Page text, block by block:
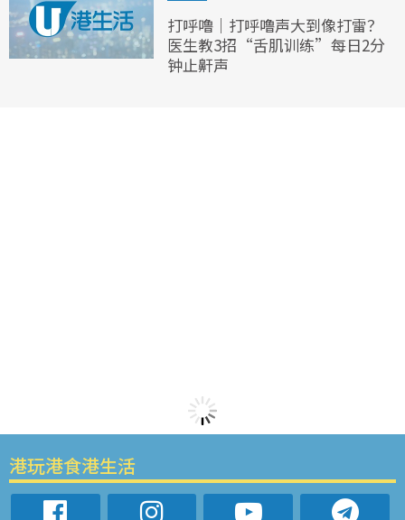
打呼噜｜打呼噜声大到像打雷？
医生教3招“舌肌训练”每日2分
钟止鼾声
港玩港食港生活